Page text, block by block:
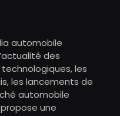
automobile
des
les
les lancements de
automobile
une